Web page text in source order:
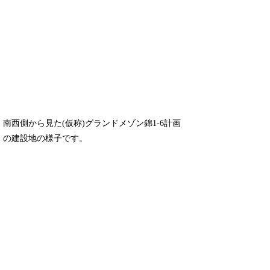
南西側から見た(仮称)グランドメゾン錦1-6計画
の建設地の様子です。